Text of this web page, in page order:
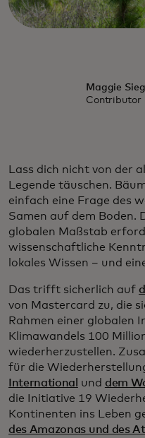
Maggie
Contributor
Lass dich nicht von der
Legende täuschen.
einfach eine Frage des
Samen auf dem Boden.
globalen Maßstab
wissenschaftliche
lokales Wissen – und
Das trifft sicherlich auf
von Mastercard zu, die
Rahmen einer globalen
Klimawandels 100
wiederherzustellen.
für die
International
und dem
die Initiative 19
Kontinenten ins Leben
des Amazonas und des